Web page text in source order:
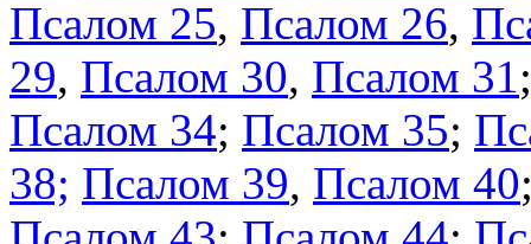
Псалом 25, Псалом 26,
29, Псалом 30, Псалом 31
Псалом 34; Псалом 35;
38; Псалом 39, Псалом 40